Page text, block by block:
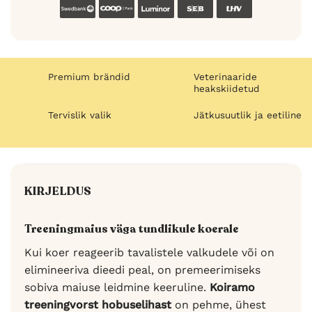
SwedbankCoop Luminor SEB
Premium brändid
Veterinaaride
heakskiidetud
Tervislik valik Jätkusuutlik ja eetiline
KIRJELDUS
Treeningmaius väga tundlikule koerale
Kui koer reageerib tavalistele valkudele või on
elimineeriva dieedi peal, on premeerimiseks
sobiva maiuse leidmine keeruline. Koiramo
treeningvorst hobuselihast on pehme, ühest